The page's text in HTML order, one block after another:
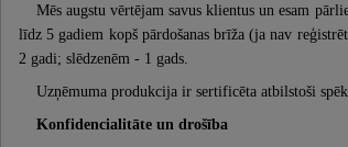
Mēs augstu vērtējam savus klientus un esam
līdz 5 gadiem kopš pārdošanas brīža (ja nav
2 gadi; slēdzenēm - 1 gads.
Uzņēmuma produkcija ir sertificēta atbilstoši
Konfidencialitāte un drošība